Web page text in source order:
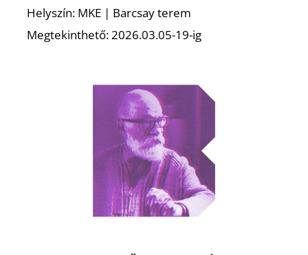
Helyszín: MKE | Barcsay terem
Megtekinthető: 2026.03.05-19-ig